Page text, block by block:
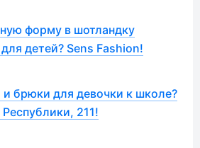
форму в шотландку
детей? Sens Fashion!
и брюки для девочки к школе?
211!